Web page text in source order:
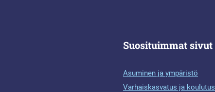
Suosituimmat sivut
Asuminen ja ympäristö
Varhaiskasvatus ja koulutus